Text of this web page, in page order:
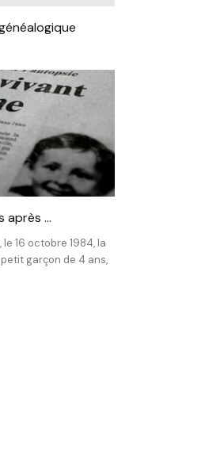
après …
16 octobre 1984, la
garçon de 4 ans,